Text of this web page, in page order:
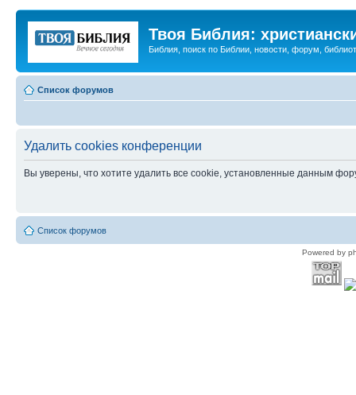
Твоя Библия:
Библия, поиск по Библии, новости, форум,
Список форумов
Удалить cookies конференции
Вы уверены, что хотите удалить все cookie, установленные данным
Список форумов
Powered by